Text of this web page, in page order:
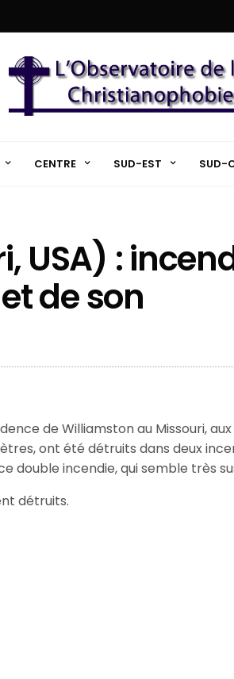
CENTRE SUD-EST SUD-
USA) :
de son
de Williamston au Missouri,
ont été détruits dans deux
double incendie, qui semble très
détruits.